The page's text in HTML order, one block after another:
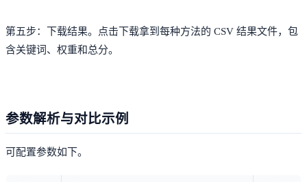
第五步：下载结果。点击下载拿到每种方法的 CSV 结果文件，包
含关键词、权重和总分。
参数解析与对比示例
可配置参数如下。